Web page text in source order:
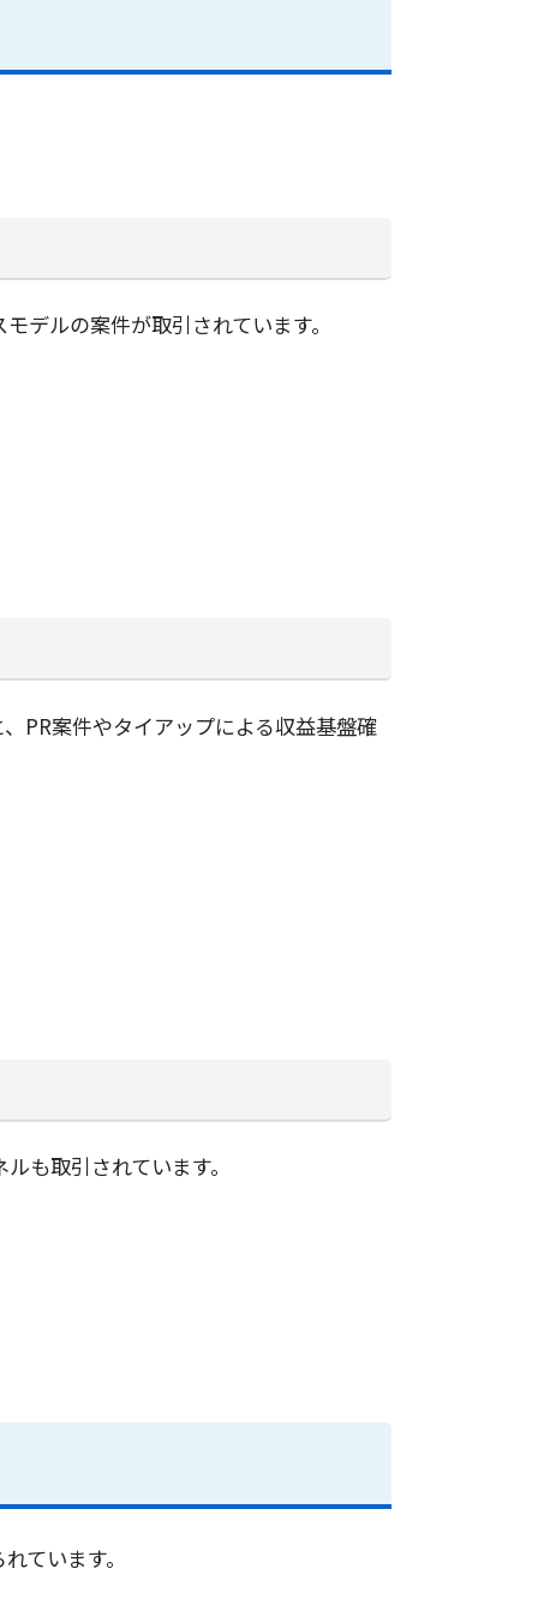
デルの案件が取引されています。
PR案件やタイアップによる収益基盤確
も取引されています。
ています。